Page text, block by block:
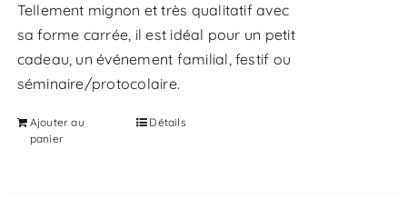
Tellement mignon et très qualitatif avec
sa forme carrée, il est idéal pour un petit
cadeau, un événement familial, festif ou
séminaire/protocolaire.
Ajouter au
panier
Détails